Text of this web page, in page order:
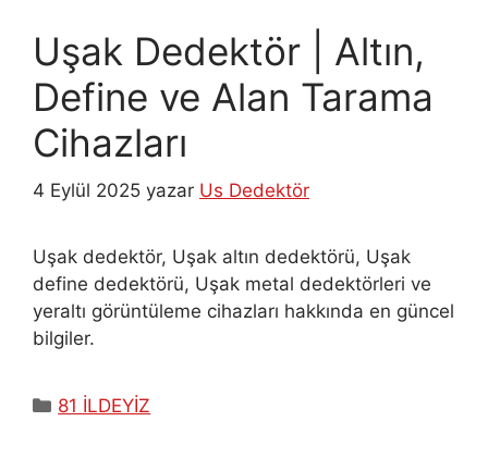
Uşak Dedektör | Altın,
Define ve Alan Tarama
Cihazları
4 Eylül 2025 yazar Us Dedektör
Uşak dedektör, Uşak altın dedektörü, Uşak
define dedektörü, Uşak metal dedektörleri ve
yeraltı görüntüleme cihazları hakkında en güncel
bilgiler.
Kategoriler
81 İLDEYİZ